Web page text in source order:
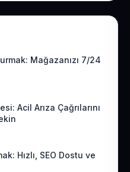
Mağazanızı 7/24
Acil Arıza Çağrılarını
Hızlı, SEO Dostu ve